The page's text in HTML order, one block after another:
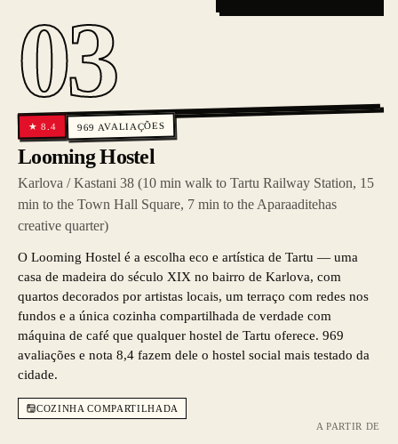
03
★8.4 969 AVALIAÇÕES
Looming Hostel
Karlova / Kastani 38 (10 min walk to Tartu Railway Station, 15
min to the Town Hall Square, 7 min to the Aparaaditehas
creative quarter)
O Looming Hostel é a escolha eco e artística de Tartu — uma
casa de madeira do século XIX no bairro de Karlova, com
quartos decorados por artistas locais, um terraço com redes nos
fundos e a única cozinha compartilhada de verdade com
máquina de café que qualquer hostel de Tartu oferece. 969
avaliações e nota 8,4 fazem dele o hostel social mais testado da
cidade.
COZINHA COMPARTILHADA
A PARTIR DE